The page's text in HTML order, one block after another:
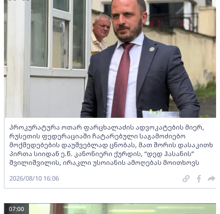
პროკურატურა ოთარ ფარცხალაძის ადვოკატების მიერ,
რუსეთის ფედერაციაში ჩატარებული საგამოძიებო
მოქმედებების დაუშვებლად ცნობას, მათ შორის დასაკითხ
პირთა სიიდან ე.წ. კანონიერი ქურდის, “დედ ჰასანის”
შვილიშვილის, ირაკლი უსოიანის ამოღებას მოითხოვს
2026/08/10 16:06
07:00